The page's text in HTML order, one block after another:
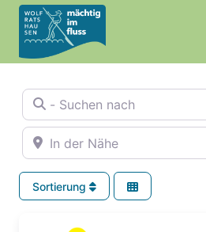
Zum
Inhalt
springen
- Suchen nach
In der Nähe
Sortierung